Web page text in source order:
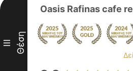
III Θέση
Oasis Rafinas cafe